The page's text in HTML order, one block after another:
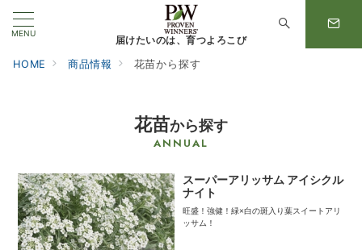
MENU
届けたいのは、育つよろこび
HOME 商品情報 花苗から探す
花苗から探す
ANNUAL
スーパーアリッサム アイシクル
ナイト
旺盛！強健！緑×白の斑入り葉スイートアリ
ッサム！